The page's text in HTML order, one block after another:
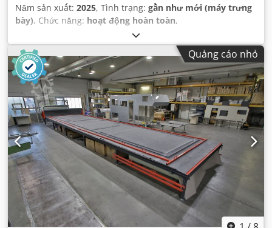
Năm sản xuất: 2025, Tình trạng: gần như mới (máy trưng
bày), Chức năng: hoạt động hoàn toàn,
Quảng cáo nhỏ